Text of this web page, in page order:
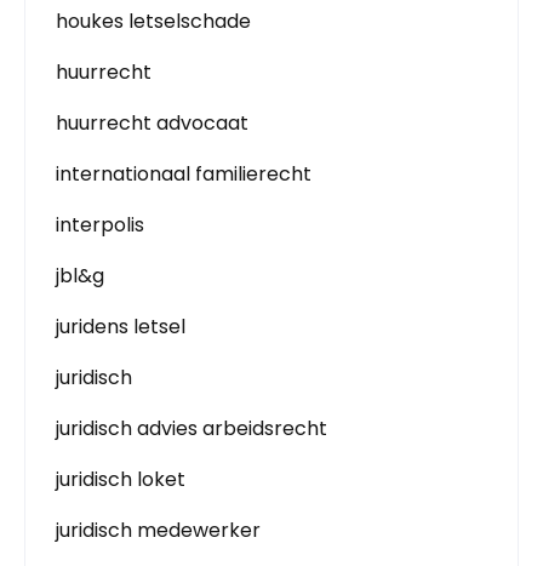
houkes letselschade
huurrecht
huurrecht advocaat
internationaal familierecht
interpolis
jbl&g
juridens letsel
juridisch
juridisch advies arbeidsrecht
juridisch loket
juridisch medewerker